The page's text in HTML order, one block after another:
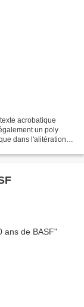
acrobatique
un poly
dans l'alitération,